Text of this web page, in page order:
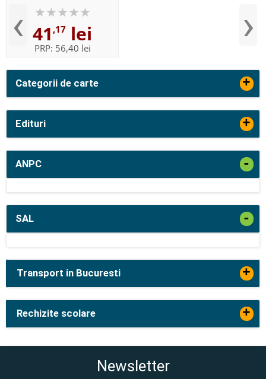
Categorii de carte +
Edituri +
ANPC -
SAL -
‹ 41 ,17 lei
PRP: 56,40 lei ›
Transport in Bucuresti +
Rechizite scolare +
Newsletter